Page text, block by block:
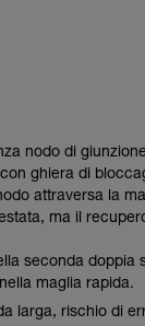
nodo di
ghiera di
attraversa la
ma il
seconda doppia
maglia rapida.
larga, rischio di